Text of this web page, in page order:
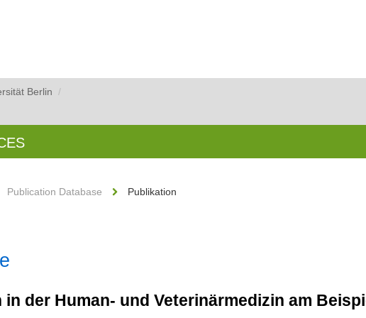
Berlin /
Publication Database Publikation
der Human- und Veterinärmedizin am